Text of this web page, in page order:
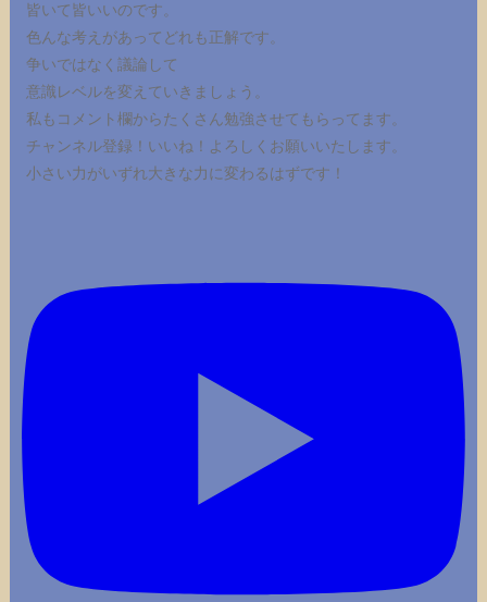
皆いて皆いいのです。
色んな考えがあってどれも正解です。
争いではなく議論して
意識レベルを変えていきましょう。
私もコメント欄からたくさん勉強させてもらってます。
チャンネル登録！いいね！よろしくお願いいたします。
小さい力がいずれ大きな力に変わるはずです！